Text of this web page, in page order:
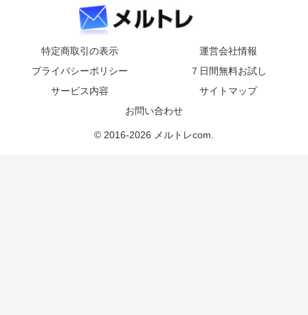
特定商取引の表示
運営会社情報
プライバシーポリシー
７日間無料お試し
サービス内容
サイトマップ
お問い合わせ
© 2016-2026 メルトレcom.